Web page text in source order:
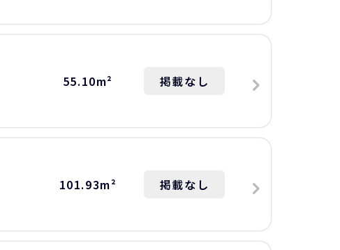
55.10m² 掲載なし
101.93m² 掲載なし